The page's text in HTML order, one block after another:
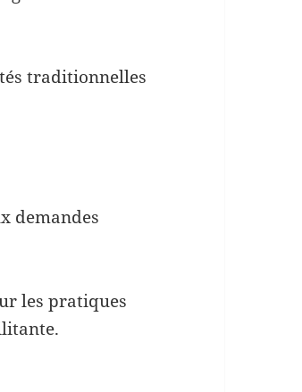
traditionnelles
demandes
les pratiques